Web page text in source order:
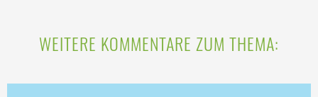
WEITERE KOMMENTARE ZUM THEMA: